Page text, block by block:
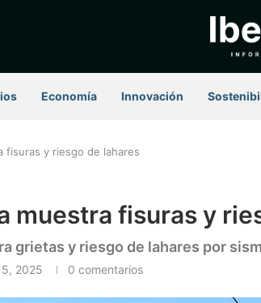
Economía Innovación
fisuras y riesgo de lahares
muestra fisuras y
grietas y riesgo de lahares por
2025 0 comentarios